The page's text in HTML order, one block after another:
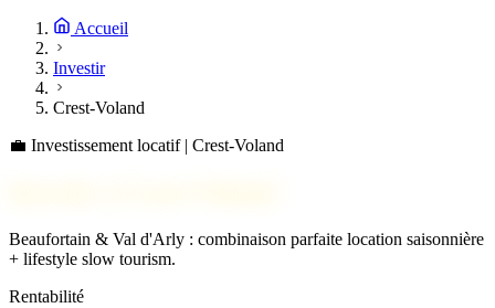
Accueil
Investir
Crest-Voland
💼 Investissement locatif | Crest-Voland
Beaufortain & Val d'Arly : combinaison parfaite location saisonnière
+ lifestyle slow tourism.
Rentabilité